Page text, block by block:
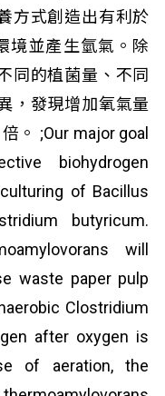
方式創造出有利於
境並產生氫氣。除
同的植菌量、不同
，發現增加氧氣量
。 ;Our major goal
biohydrogen
of Bacillus
butyricum.
will
waste paper pulp
Clostridium
after oxygen is
of aeration, the